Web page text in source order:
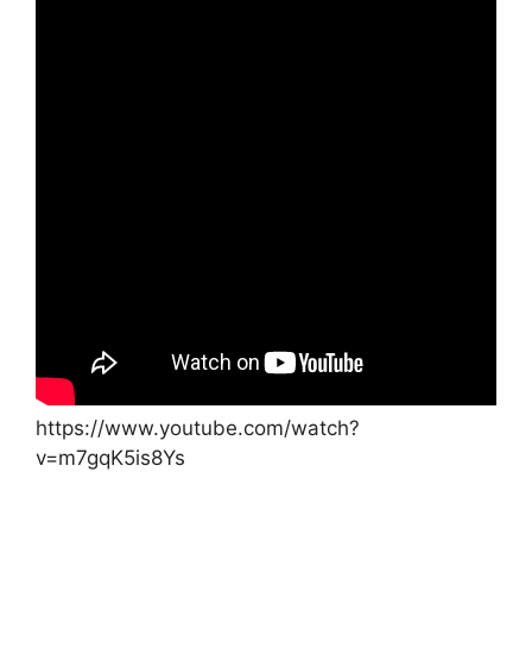
https://www.youtube.com/watch?
v=m7gqK5is8Ys